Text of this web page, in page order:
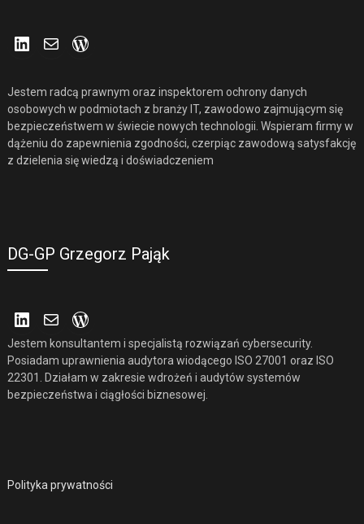
LinkedIn
Mail
Jestem radcą prawnym oraz inspektorem ochrony danych
osobowych w podmiotach z branży IT, zawodowo zajmującym się
bezpieczeństwem w świecie nowych technologii. Wspieram firmy w
dążeniu do zapewnienia zgodności, czerpiąc zawodową satysfakcję
z dzielenia się wiedzą i doświadczeniem
DG-GP Grzegorz Pająk
LinkedIn
Mail
Jestem konsultantem i specjalistą rozwiązań cybersecurity.
Posiadam uprawnienia audytora wiodącego ISO 27001 oraz ISO
22301. Działam w zakresie wdrożeń i audytów systemów
bezpieczeństwa i ciągłości biznesowej.
Polityka prywatności